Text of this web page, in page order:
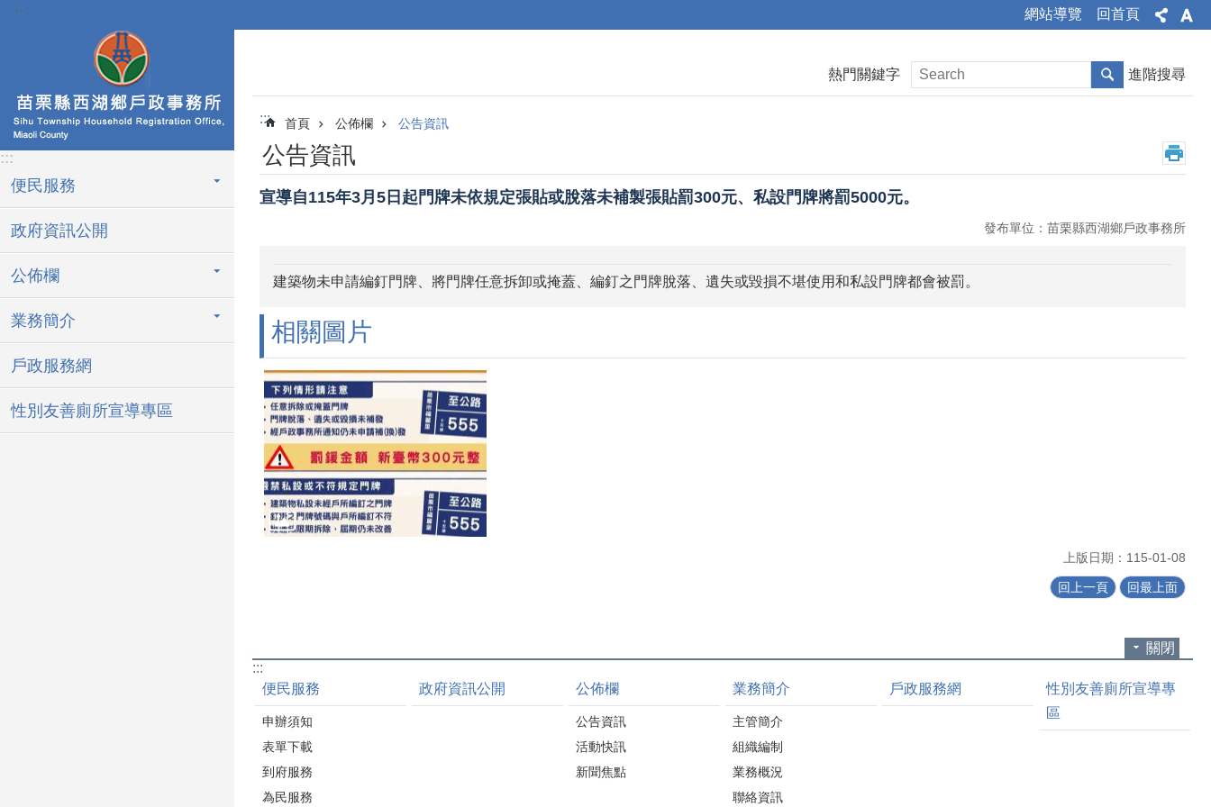
跳到主要內容區塊
::: 網站導覽 回首頁
:::
便民服務
政府資訊公開
公佈欄
業務簡介
戶政服務網
性別友善廁所宣導專區
熱門關鍵字 進階搜尋
::: 首頁 公佈欄 公告資訊
公告資訊
宣導自115年3月5日起門牌未依規定張貼或脫落未補製張貼罰300元、私設門牌將罰5000元。
發布單位：苗栗縣西湖鄉戶政事務所
建築物未申請編釘門牌、將門牌任意拆卸或掩蓋、編釘之門牌脫落、遺失或毀損不堪使用和私設門牌都會被罰。
相關圖片
上版日期：115-01-08
回上一頁 回最上面
關閉
:::
便民服務
申辦須知
表單下載
到府服務
為民服務
政府資訊公開 公佈欄
公告資訊
活動快訊
新聞焦點
業務簡介
主管簡介
組織編制
業務概況
聯絡資訊
戶政服務網
性別友善廁所宣導專
區